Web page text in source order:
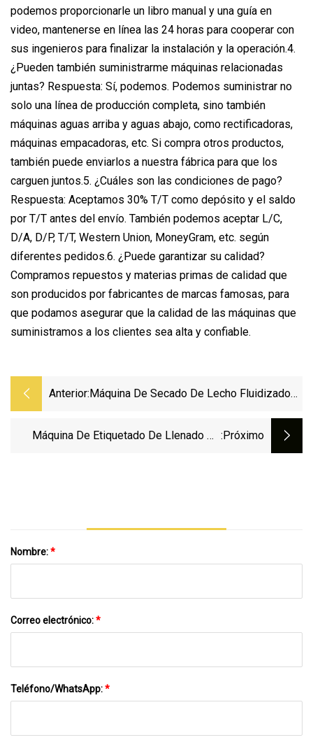
podemos proporcionarle un libro manual y una guía en
video, mantenerse en línea las 24 horas para cooperar con
sus ingenieros para finalizar la instalación y la operación.4.
¿Pueden también suministrarme máquinas relacionadas
juntas? Respuesta: Sí, podemos. Podemos suministrar no
solo una línea de producción completa, sino también
máquinas aguas arriba y aguas abajo, como rectificadoras,
máquinas empacadoras, etc. Si compra otros productos,
también puede enviarlos a nuestra fábrica para que los
carguen juntos.5. ¿Cuáles son las condiciones de pago?
Respuesta: Aceptamos 30% T/T como depósito y el saldo
por T/T antes del envío. También podemos aceptar L/C,
D/A, D/P, T/T, Western Union, MoneyGram, etc. según
diferentes pedidos.6. ¿Puede garantizar su calidad?
Compramos repuestos y materias primas de calidad que
son producidos por fabricantes de marcas famosas, para
que podamos asegurar que la calidad de las máquinas que
suministramos a los clientes sea alta y confiable.
Anterior: Máquina De Secado De Lecho Fluidizado
Químicos Personalizada/
Máquina De Etiquetado De Llenado De :próximo
Nombre:*
Correo electrónico:*
Teléfono/WhatsApp:*